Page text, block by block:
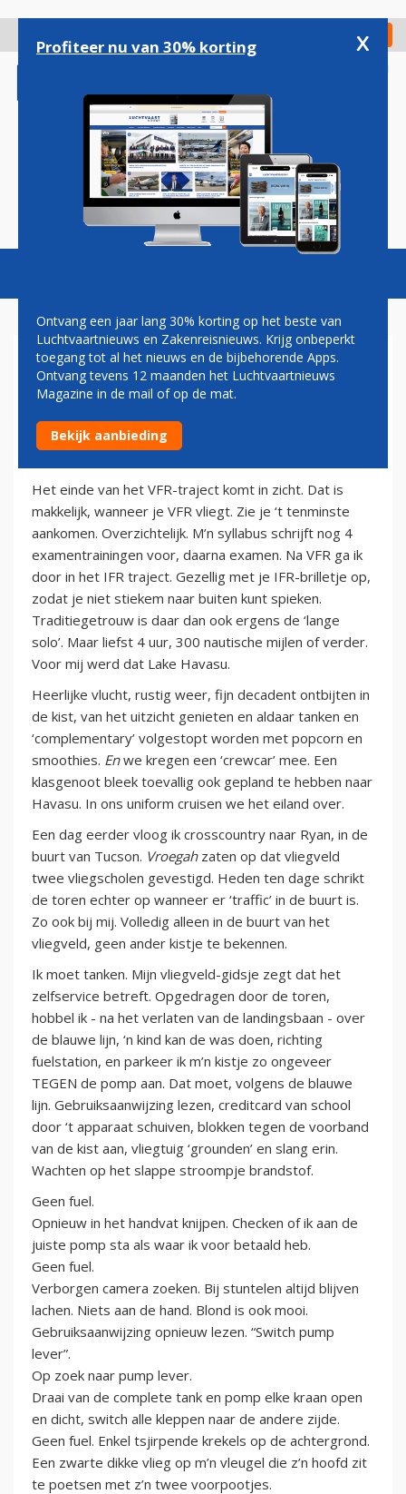
gaan
Check in
Magazine Podcasts Vacatures
CHRISTA KLOOSMAN:
REDDER IN NOOD
6 april 2011
Het einde van het VFR-traject komt in zicht. Dat is
makkelijk, wanneer je VFR vliegt. Zie je ‘t tenminste
aankomen. Overzichtelijk. M’n syllabus schrijft nog 4
examentrainingen voor, daarna examen. Na VFR ga ik
door in het IFR traject. Gezellig met je IFR-brilletje op,
zodat je niet stiekem naar buiten kunt spieken.
Traditiegetrouw is daar dan ook ergens de ‘lange
solo’. Maar liefst 4 uur, 300 nautische mijlen of verder.
Voor mij werd dat Lake Havasu.
Heerlijke vlucht, rustig weer, fijn decadent ontbijten in
de kist, van het uitzicht genieten en aldaar tanken en
‘complementary’ volgestopt worden met popcorn en
smoothies. Enwe kregen een ‘crewcar’ mee. Een
klasgenoot bleek toevallig ook gepland te hebben naar
Havasu. In ons uniform cruisen we het eiland over.
Een dag eerder vloog ik crosscountry naar Ryan, in de
buurt van Tucson. Vroegahzaten op dat vliegveld
twee vliegscholen gevestigd. Heden ten dage schrikt
de toren echter op wanneer er ‘traffic’ in de buurt is.
Zo ook bij mij. Volledig alleen in de buurt van het
vliegveld, geen ander kistje te bekennen.
Ik moet tanken. Mijn vliegveld-gidsje zegt dat het
zelfservice betreft. Opgedragen door de toren,
hobbel ik - na het verlaten van de landingsbaan - over
de blauwe lijn, ‘n kind kan de was doen, richting
fuelstation, en parkeer ik m’n kistje zo ongeveer
TEGEN de pomp aan. Dat moet, volgens de blauwe
lijn. Gebruiksaanwijzing lezen, creditcard van school
door ‘t apparaat schuiven, blokken tegen de voorband
van de kist aan, vliegtuig ‘grounden’ en slang erin.
Wachten op het slappe stroompje brandstof.
Geen fuel.
Opnieuw in het handvat knijpen. Checken of ik aan de
juiste pomp sta als waar ik voor betaald heb.
Geen fuel.
Verborgen camera zoeken. Bij stuntelen altijd blijven
lachen. Niets aan de hand. Blond is ook mooi.
Gebruiksaanwijzing opnieuw lezen. “Switch pump
lever”.
Op zoek naar pump lever.
Draai van de complete tank en pomp elke kraan open
en dicht, switch alle kleppen naar de andere zijde.
Geen fuel. Enkel tsjirpende krekels op de achtergrond.
Een zwarte dikke vlieg op m’n vleugel die z’n hoofd zit
te poetsen met z’n twee voorpootjes.
Profiteer nu van 30% korting x
Ontvang een jaar lang 30% korting op het beste van
Luchtvaartnieuws en Zakenreisnieuws. Krijg onbeperkt
toegang tot al het nieuws en de bijbehorende Apps.
Ontvang tevens 12 maanden het Luchtvaartnieuws
Magazine in de mail of op de mat.
Bekijk aanbieding